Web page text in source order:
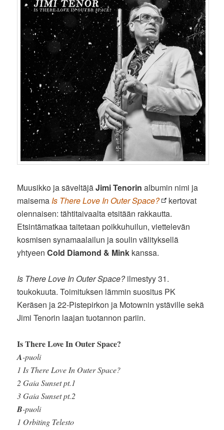
Muusikko ja säveltäjäJimi Tenorin albumin nimi ja
maisemaIs There Love In Outer Space?
kertovat
olennaisen: tähtitaivaalta etsitään rakkautta.
Etsintämatkaa taitetaan poikkuhuilun, viettelevän
kosmisen synamaalailun ja soulin välityksellä
yhtyeenCold Diamond & Mink kanssa.
Is There Love In Outer Space?ilmestyy 31.
toukokuuta. Toimituksen lämmin suositus PK
Keräsen ja 22-Pistepirkon ja Motownin ystäville sekä
Jimi Tenorin laajan tuotannon pariin.
Is There Love In Outer Space?
A-puoli
1 Is There Love In Outer Space?
2 Gaia Sunset pt.1
3 Gaia Sunset pt.2
B-puoli
1 Orbiting Telesto